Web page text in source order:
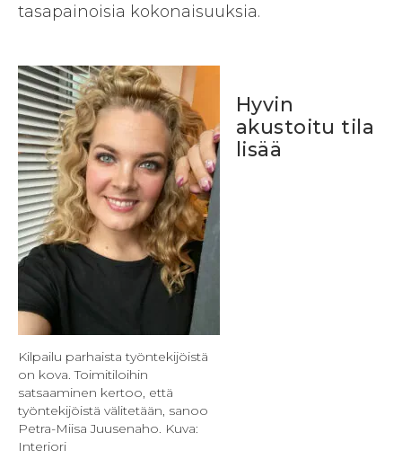
tasapainoisia kokonaisuuksia.
Kilpailu parhaista työntekijöistä
on kova. Toimitiloihin
satsaaminen kertoo, että
työntekijöistä välitetään, sanoo
Petra-Miisa Juusenaho. Kuva:
Interiori
Hyvin
akustoitu tila
lisää